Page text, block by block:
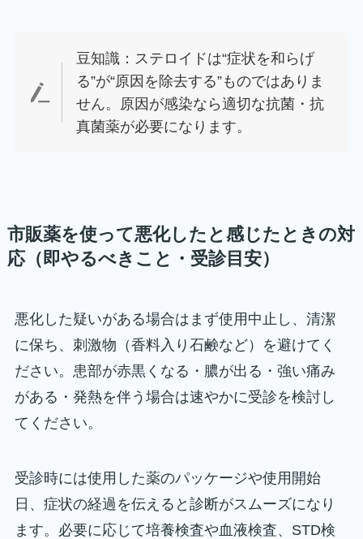
豆知識：ステロイドは“症状を和らげ
る”が“原因を除去する”ものではありま
せん。原因が感染なら適切な抗菌・抗
真菌薬が必要になります。
市販薬を使って悪化したと感じたときの対
応（即やるべきこと・受診目安）
悪化した疑いがある場合はまず使用中止し、清潔
に保ち、刺激物（香料入り石鹸など）を避けてく
ださい。患部が赤黒くなる・膿が出る・強い痛み
がある・発熱を伴う場合は速やかに受診を検討し
てください。
受診時には使用した薬のパッケージや使用開始
日、症状の経過を伝えると診断がスムーズになり
ます。必要に応じて培養検査や血液検査、STD検